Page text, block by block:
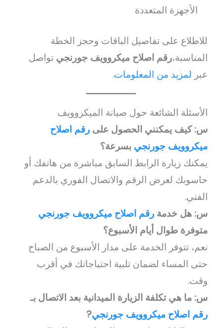
الأجهزة المتعددة
للاطلاع على تفاصيل الباقات وحجز الخطة
المناسبة،رقم اصلاح ميكروويف جورنجي تواصل
عبر لمزيد من المعلومات.
الأسئلة الشائعة حول صيانة الميكروويف
س: كيف يمكنني الحصول علىرقم اصلاح
ميكروويف جورنجي بسرعة؟
يمكنك زيارة الرابط السابق مباشرة من هاتفك أو
حاسوبك لعرض الرقم والاتصال الفوري بالدعم
الفني.
س: هل خدمةرقم اصلاح ميكروويف جورنجي
متوفرة طوال أيام الأسبوع؟
نعم، تتوفر الخدمة على مدار الأسبوع من الصباح
حتى المساء لضمان تلبية احتياجاتك في أقرب
وقت.
س: ما هي تكلفة الزيارة الميدانية بعد الاتصال بـ
رقم اصلاح ميكروويف جورنجي?